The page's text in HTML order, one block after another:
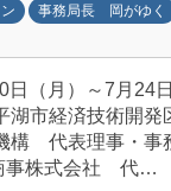
事務局長 岡がゆく
月）～7月24
湖市経済技術開
機構 代表理事・
事株式会社 代…